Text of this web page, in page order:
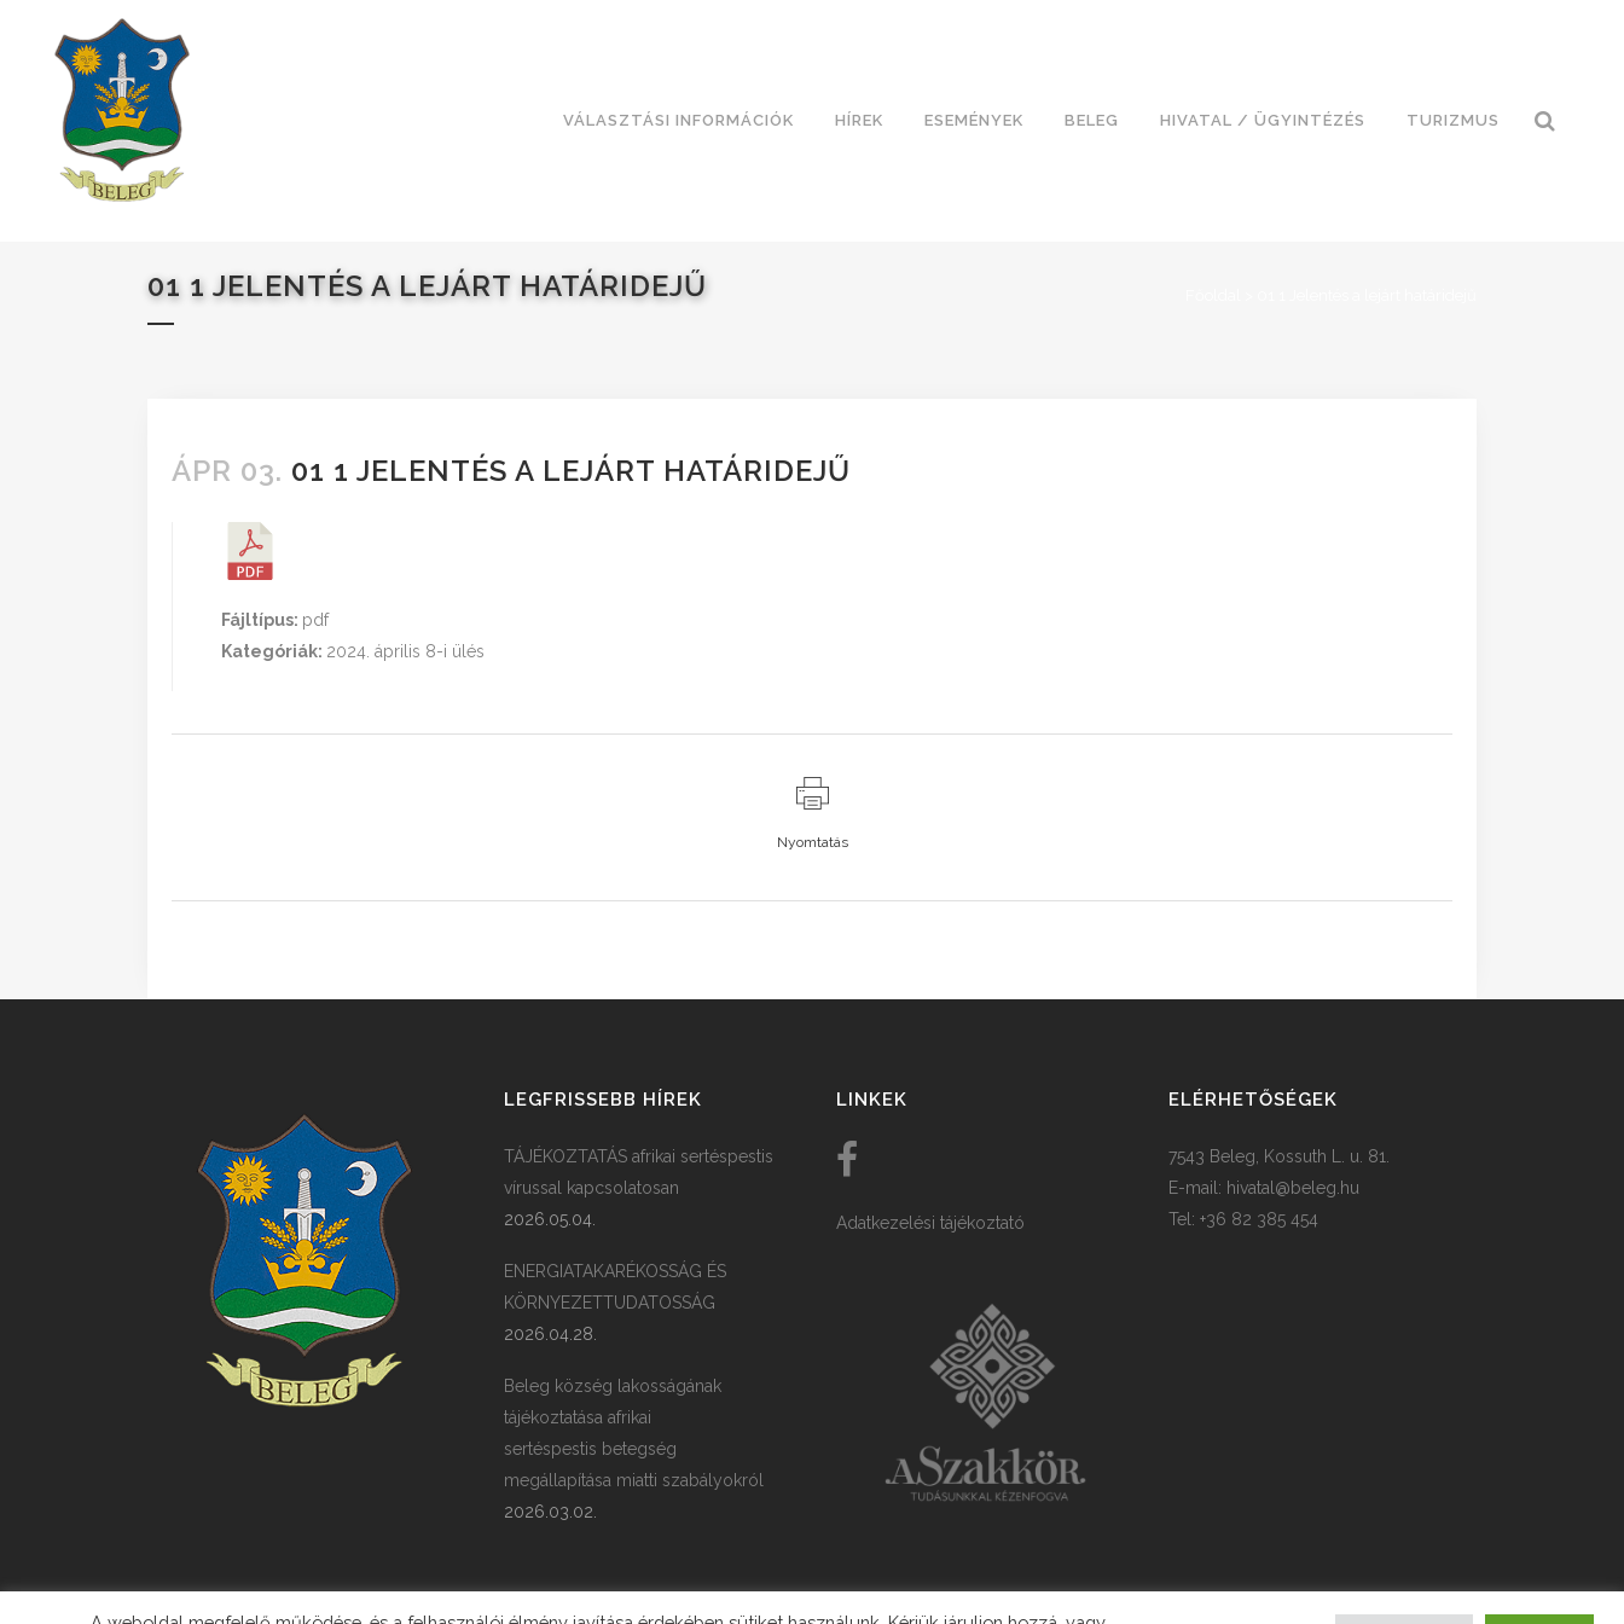
VÁLASZTÁSI INFORMÁCIÓK HÍREK ESEMÉNYEK BELEG HIVATAL / ÜGYINTÉZÉS TURIZMUS
01 1 JELENTÉS A LEJÁRT HATÁRIDEJŰ
ÁPR 03. 01 1 JELENTÉS A LEJÁRT HATÁRIDEJŰ
Fájltípus: pdf
Kategóriák: 2024. április 8-i ülés
Nyomtatás
LEGFRISSEBB HÍREK
TÁJÉKOZTATÁS afrikai sertéspestis
vírussal kapcsolatosan
2026.05.04.
ENERGIATAKARÉKOSSÁG ÉS
KÖRNYEZETTUDATOSSÁG
2026.04.28.
Beleg község lakosságának
tájékoztatása afrikai
sertéspestis betegség
megállapítása miatti szabályokról
2026.03.02.
LINKEK
Adatkezelési tájékoztató
ELÉRHETŐSÉGEK
7543 Beleg, Kossuth L. u. 81.
E-mail: hivatal@beleg.hu
Tel: +36 82 385 454